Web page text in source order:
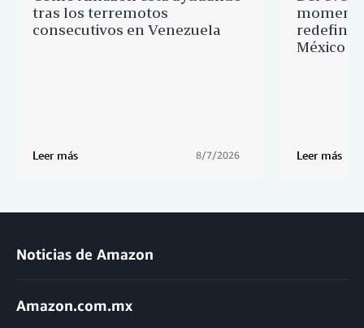
tras los terremotos
consecutivos en Venezuela
Leer más 8/7/2026
México
Leer más
Noticias de Amazon
Amazon.com.mx